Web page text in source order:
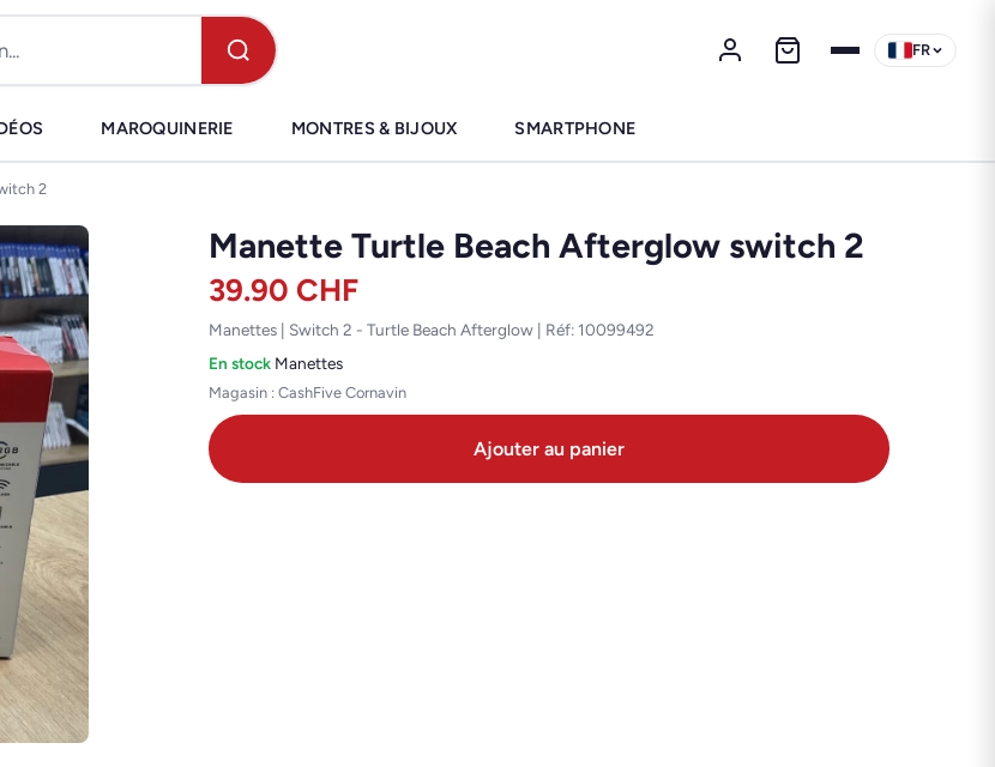
FR
MAROQUINERIE MONTRES & BIJOUX SMARTPHONE
2
Manette Turtle Beach Afterglow switch 2
39.90 CHF
Manettes | Switch 2 - Turtle Beach Afterglow | Réf: 10099492
En stock·Manettes
Magasin : CashFive Cornavin
Ajouter au panier